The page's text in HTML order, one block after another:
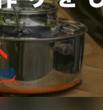
CAMPFIRE
CAMPFIRE